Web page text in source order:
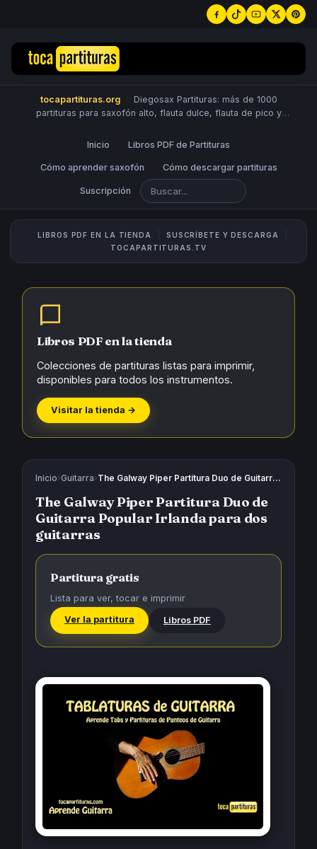
tocapartituras.org ·
Diegosax Partituras: más de 1000
partituras para saxofón alto, flauta dulce, flauta de pico y
chelo, fagot, bombardino, fliscorno, corno, trompa, barítono,
Scores. PUBLICA PARTITURAS
Inicio Libros PDF de Partituras
Cómo aprender saxofón Cómo descargar partituras
Suscripción
LIBROS PDF EN LA TIENDA
SUSCRÍBETE Y DESCARGA
TOCAPARTITURAS.TV
Libros PDF en la tienda
Colecciones de partituras listas para imprimir,
disponibles para todos los instrumentos.
Visitar la tienda →
Inicio›Guitarra› The Galway Piper Partitura Duo de Guitarra Popular Irlanda para dos guitarras
The Galway Piper Partitura Duo de
Guitarra Popular Irlanda para dos
guitarras
Partitura gratis
Lista para ver, tocar e imprimir
Ver la partitura
Libros PDF